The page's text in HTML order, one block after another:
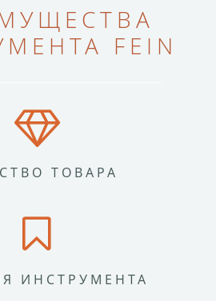
FEIN
ТОВАРА
ИНСТРУМЕНТА